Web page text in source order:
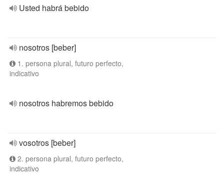
Usted habrá bebido
nosotros [beber]
1. persona plural, futuro perfecto,
indicativo
nosotros habremos bebido
vosotros [beber]
2. persona plural, futuro perfecto,
indicativo